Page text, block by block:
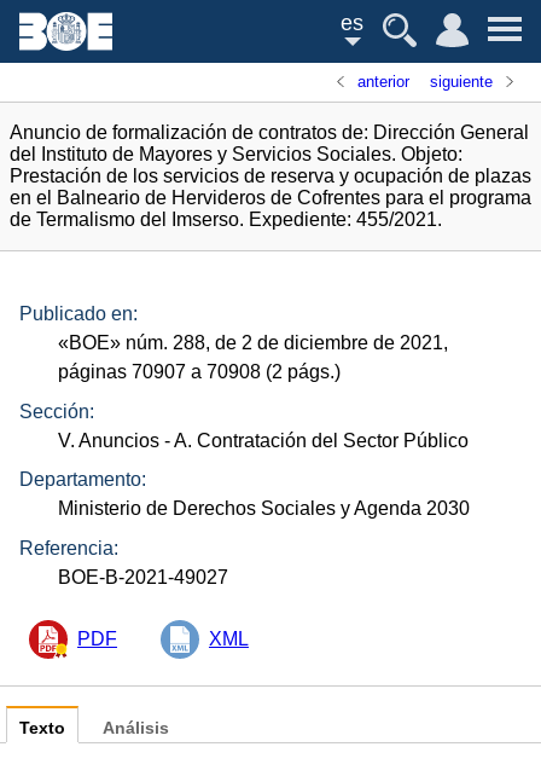
es
anterior siguiente
Anuncio de formalización de contratos de: Dirección General
del Instituto de Mayores y Servicios Sociales. Objeto:
Prestación de los servicios de reserva y ocupación de plazas
en el Balneario de Hervideros de Cofrentes para el programa
de Termalismo del Imserso. Expediente: 455/2021.
Publicado en:
«BOE» núm. 288, de 2 de diciembre de 2021,
páginas 70907 a 70908 (2 págs.)
Sección:
V. Anuncios - A. Contratación del Sector Público
Departamento:
Ministerio de Derechos Sociales y Agenda 2030
Referencia:
BOE-B-2021-49027
PDF XML
Texto Análisis